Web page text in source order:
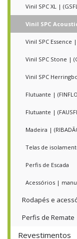
Vinil SPC XL |
Vinil SPC
Vinil SPC Essence
Vinil SPC Stone |
Vinil SPC
Flutuante |
Flutuante |
Madeira |
Telas de
Perfis de Escada
Acessórios |
Rodapés e
Perfis de Remate
Revestimentos